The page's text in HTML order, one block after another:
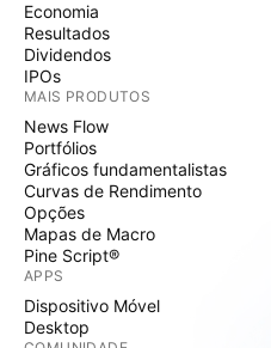
Economia
Resultados
Dividendos
IPOs
MAIS PRODUTOS
News Flow
Portfólios
Gráficos fundamentalistas
Curvas de Rendimento
Opções
Mapas de Macro
Pine Script®
APPS
Dispositivo Móvel
Desktop